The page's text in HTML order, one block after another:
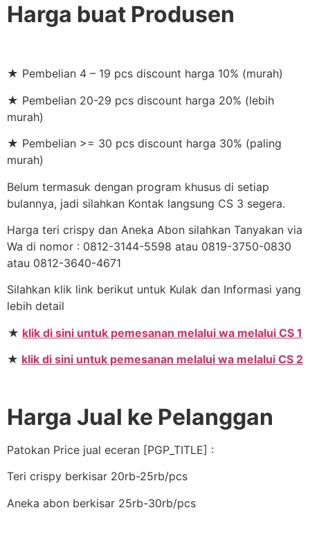
Harga buat Produsen
★ Pembelian 4 – 19 pcs discount harga 10% (murah)
★ Pembelian 20-29 pcs discount harga 20% (lebih
murah)
★ Pembelian >= 30 pcs discount harga 30% (paling
murah)
Belum termasuk dengan program khusus di setiap
bulannya, jadi silahkan Kontak langsung CS 3 segera.
Harga teri crispy dan Aneka Abon silahkan Tanyakan via
Wa di nomor : 0812-3144-5598 atau 0819-3750-0830
atau 0812-3640-4671
Silahkan klik link berikut untuk Kulak dan Informasi yang
lebih detail
★ klik di sini untuk pemesanan melalui wa melalui CS 1
★ klik di sini untuk pemesanan melalui wa melalui CS 2
Harga Jual ke Pelanggan
Patokan Price jual eceran [PGP_TITLE] :
Teri crispy berkisar 20rb-25rb/pcs
Aneka abon berkisar 25rb-30rb/pcs